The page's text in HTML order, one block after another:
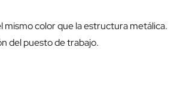
mismo color que la estructura metálica.
del puesto de trabajo.